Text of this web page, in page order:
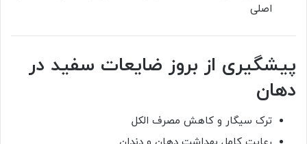
اصلی
پیشگیری از بروز ضایعات سفید در
دهان
ترک سیگار و کاهش مصرف الکل